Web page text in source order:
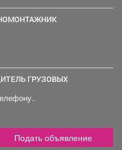
Подать объявление